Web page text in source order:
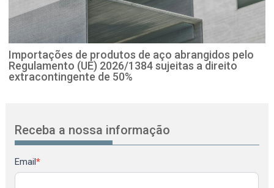
Importações de produtos de aço abrangidos pelo
Regulamento (UE) 2026/1384 sujeitas a direito
extracontingente de 50%
Receba a nossa informação
Newsletter
Email*